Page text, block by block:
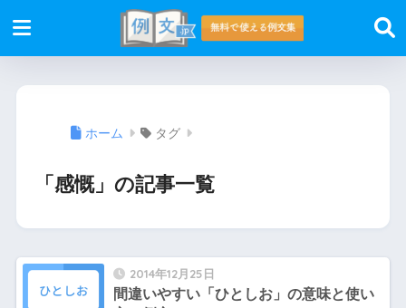
ホーム タグ
「感慨」の記事一覧
2014年12月25日
間違いやすい「ひとしお」の意味と使い